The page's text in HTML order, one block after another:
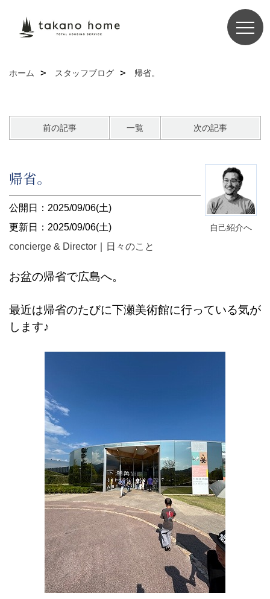
ホーム スタッフブログ 帰省。
前の記事 一覧 次の記事
自己紹介へ
帰省。
公開日：2025/09/06(土)
更新日：2025/09/06(土)
concierge & Director
日々のこと
お盆の帰省で広島へ。
最近は帰省のたびに下瀬美術館に行っている気が
します♪